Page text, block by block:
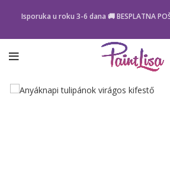
Isporuka u roku 3-6 dana 🚚 BESPLATNA